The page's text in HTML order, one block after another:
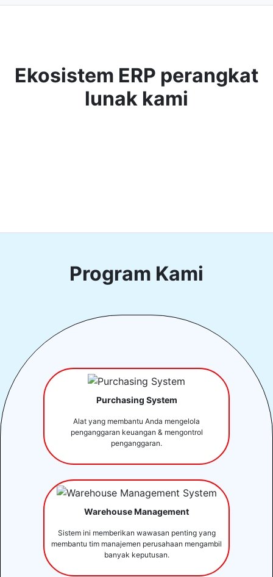
Ekosistem ERP perangkat
lunak kami
Program Kami
Purchasing System
Alat yang membantu Anda mengelola
penganggaran keuangan & mengontrol
penganggaran.
Warehouse Management
Sistem ini memberikan wawasan penting yang
membantu tim manajemen perusahaan mengambil
banyak keputusan.